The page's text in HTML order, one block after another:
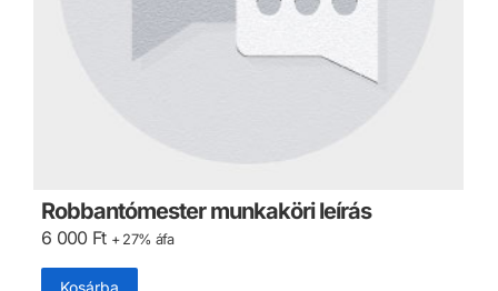
Robbantómester munkaköri leírás
6 000 Ft + 27% áfa
Kosárba